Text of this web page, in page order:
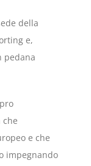
della
e,
pedana
che
e che
impegnando